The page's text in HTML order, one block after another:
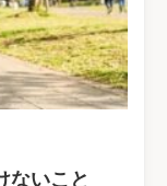
ないこと